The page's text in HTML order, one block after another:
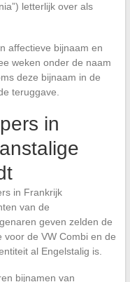
letterlijk over als
affectieve bijnaam en
weken onder de naam
deze bijnaam in de
teruggave.
in
in Frankrijk
van de
geven zelden de
de VW Combi en de
al Engelstalig is.
bijnamen van